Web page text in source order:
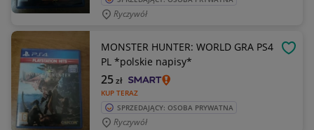
Ryczywół
MONSTER HUNTER: WORLD GRA PS4
PL *polskie napisy*
KUP TERAZ
25zł
SPRZEDAJĄCY: OSOBA PRYWATNA
Ryczywół